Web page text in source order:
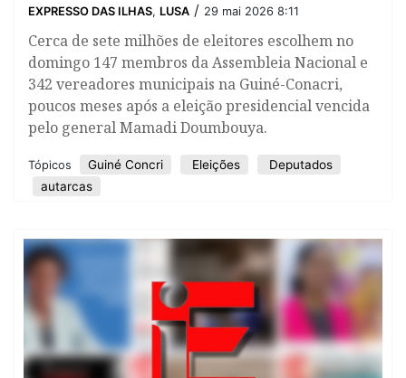
EXPRESSO DAS ILHAS, LUSA / 29 mai 2026 8:11
Cerca de sete milhões de eleitores escolhem no
domingo 147 membros da Assembleia Nacional e
342 vereadores municipais na Guiné-Conacri,
poucos meses após a eleição presidencial vencida
pelo general Mamadi Doumbouya.
Tópicos Guiné Concri Eleições
Deputados
autarcas